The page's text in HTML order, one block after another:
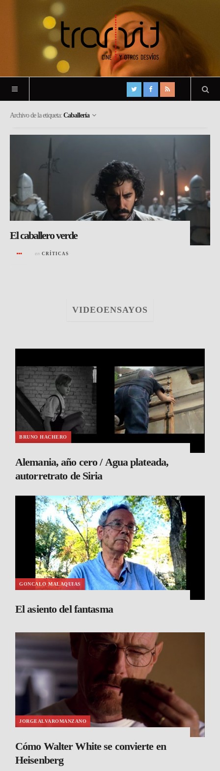
Archivo de la etiqueta: Caballería
El caballero verde
en CRÍTICAS
VIDEOENSAYOS
BRUNO HACHERO
Alemania, año cero / Agua plateada,
autorretrato de Siria
GONCALO MALAQUIAS
El asiento del fantasma
JORGEALVAROMANZANO
Cómo Walter White se convierte en
Heisenberg